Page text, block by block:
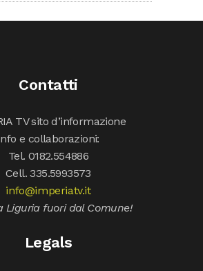
Contatti
TV sito d’informazione
e collaborazioni:
Tel. 0182.554886
Cell. 335.5993573
info@imperiatv.it
Liguria fuori dal Comune!
Legals